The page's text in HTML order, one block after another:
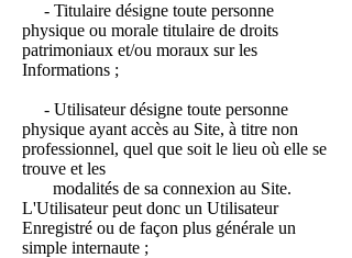
- Titulaire désigne toute personne
physique ou morale titulaire de droits
patrimoniaux et/ou moraux sur les
Informations ;
- Utilisateur désigne toute personne
physique ayant accès au Site, à titre non
professionnel, quel que soit le lieu où elle se
trouve et les
modalités de sa connexion au Site.
L'Utilisateur peut donc un Utilisateur
Enregistré ou de façon plus générale un
simple internaute ;